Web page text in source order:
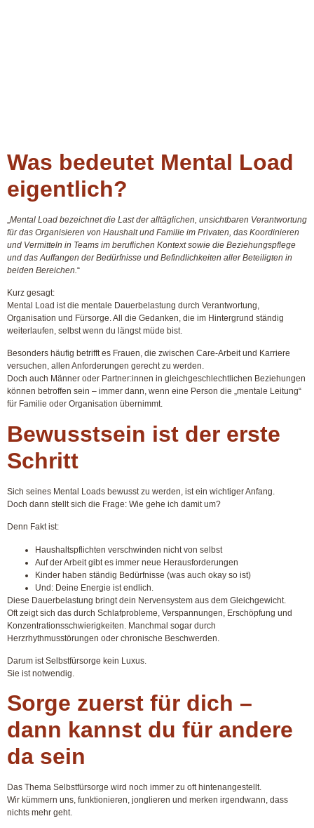
Was bedeutet Mental Load
eigentlich?
Mental Load bezeichnet die Last der alltäglichen, unsichtbaren Verantwortung
für das Organisieren von Haushalt und Familie im Privaten, das Koordinieren
und Vermitteln in Teams im beruflichen Kontext sowie die Beziehungspflege
und das Auffangen der Bedürfnisse und Befindlichkeiten aller Beteiligten in
beiden Bereichen. “
Kurz gesagt:
Mental Load ist die mentale Dauerbelastung durch Verantwortung,
Organisation und Fürsorge. All die Gedanken, die im Hintergrund ständig
weiterlaufen, selbst wenn du längst müde bist.
Besonders häufig betrifft es Frauen, die zwischen Care-Arbeit und Karriere
versuchen, allen Anforderungen gerecht zu werden.
Doch auch Männer oder Partner:innen in gleichgeschlechtlichen Beziehungen
können betroffen sein – immer dann, wenn eine Person die „mentale Leitung“
für Familie oder Organisation übernimmt.
Bewusstsein ist der erste
Schritt
Sich seines Mental Loads bewusst zu werden, ist ein wichtiger Anfang.
Doch dann stellt sich die Frage: Wie gehe ich damit um?
Denn Fakt ist:
Haushaltspflichten verschwinden nicht von selbst
Auf der Arbeit gibt es immer neue Herausforderungen
Kinder haben ständig Bedürfnisse (was auch okay so ist)
Und: Deine Energie ist endlich.
Diese Dauerbelastung bringt dein Nervensystem aus dem Gleichgewicht.
Oft zeigt sich das durch Schlafprobleme, Verspannungen, Erschöpfung und
Konzentrationsschwierigkeiten. Manchmal sogar durch
Herzrhythmusstörungen oder chronische Beschwerden.
Darum ist Selbstfürsorge kein Luxus.
Sie ist notwendig.
Sorge zuerst für dich –
dann kannst du für andere
da sein
Das Thema Selbstfürsorge wird noch immer zu oft hintenangestellt.
Wir kümmern uns, funktionieren, jonglieren und merken irgendwann, dass
nichts mehr geht.